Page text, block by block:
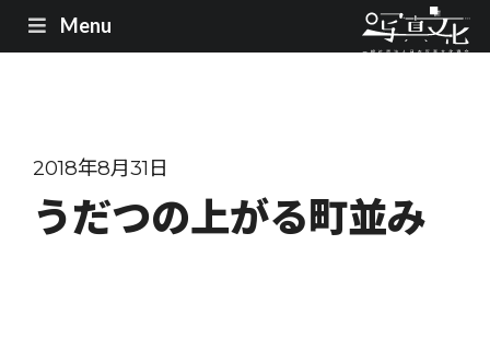
Menu
2018年8月31日
うだつの上がる町並み